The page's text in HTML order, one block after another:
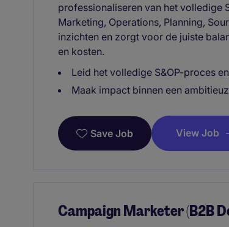
professionaliseren van het volledige
Marketing, Operations, Planning,
inzichten en zorgt voor de juiste
en kosten.
Leid het volledige S&OP-proces
Maak impact binnen een
Save Job View Job
Campaign Marketer (B2B